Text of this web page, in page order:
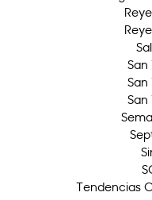
San
Tendencias